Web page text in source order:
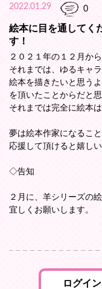
2022.01.29 0
絵本に目を通してく
す！
２０２１年の１２月か
それまでは、ゆるキャ
絵本を描きたいと思う
を頂いたことからだと思
それまでは完全に絵本
夢は絵本作家になること
応援して頂けると嬉しい
◇告知
２月に、羊シリーズの
宜しくお願いします。
ログイ